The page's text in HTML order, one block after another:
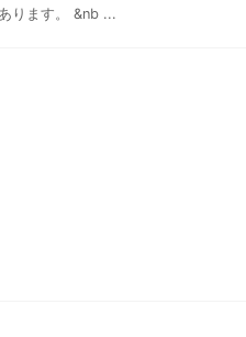
ります。 &nb ...